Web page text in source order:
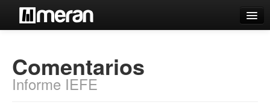
Búsqueda Avanzada
Estantes Virtuales
Comentarios
Informe IEFE